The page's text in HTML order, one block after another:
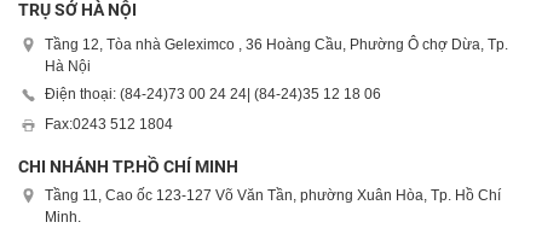
TRỤ SỞ HÀ NỘI
Tầng 12, Tòa nhà Geleximco , 36 Hoàng Cầu, Phường Ô chợ Dừa, Tp.
Hà Nội
Điện thoại: (84-24)73 00 24 24 | (84-24)35 12 18 06
Fax:0243 512 1804
CHI NHÁNH TP.HỒ CHÍ MINH
Tầng 11, Cao ốc 123-127 Võ Văn Tần, phường Xuân Hòa, Tp. Hồ Chí
Minh.